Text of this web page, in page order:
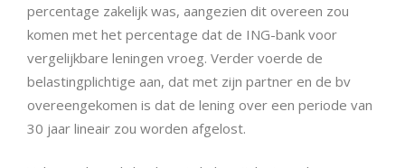
percentage zakelijk was, aangezien dit overeen zou
komen met het percentage dat de ING-bank voor
vergelijkbare leningen vroeg. Verder voerde de
belastingplichtige aan, dat met zijn partner en de bv
overeengekomen is dat de lening over een periode van
30 jaar lineair zou worden afgelost.